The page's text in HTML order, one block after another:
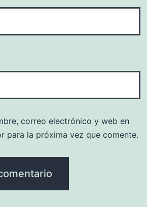
correo electrónico y web en
para la próxima vez que comente.